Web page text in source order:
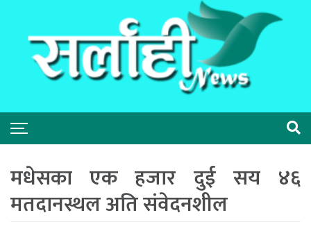
मधेसका एक हजार दुई सय ४६
मतदानस्थल अति संवेदनशील